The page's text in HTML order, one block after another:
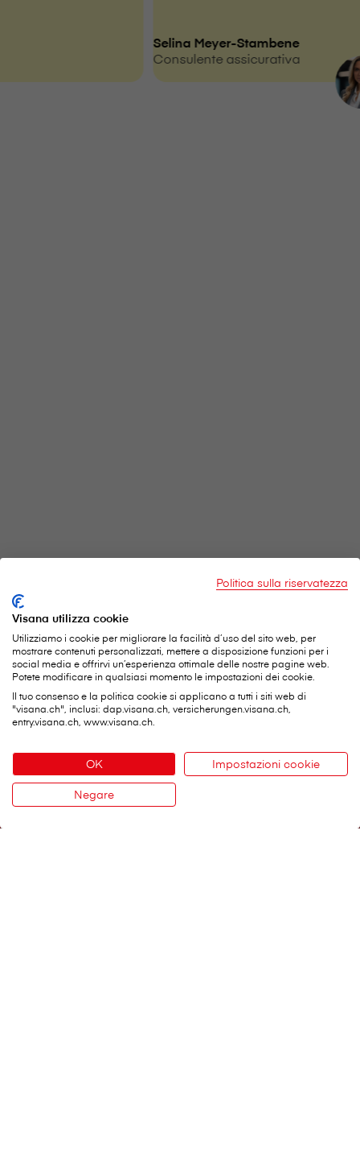
Selina Meyer-Stambene
Consulente assicurativa
V⁠i⁠s⁠a⁠n⁠a Services SA
Weltpoststrasse 19
3000 Berna 16
Telefono:0848 849 899
Servizi importanti
Notificare il sinistro
Politica sulla riservatezza
Visana utilizza cookie
Utilizziamo i cookie per migliorare la facilità d’uso del sito web, per
mostrare contenuti personalizzati, mettere a disposizione funzioni per i
social media e offrirvi un’esperienza ottimale delle nostre pagine web.
Potete modificare in qualsiasi momento le impostazioni dei cookie.
Il tuo consenso e la politica cookie si applicano a tutti i siti web di
"visana.ch", inclusi: dap.visana.ch, versicherungen.visana.ch,
entry.visana.ch, www.visana.ch.
OK
Impostazioni cookie
Negare